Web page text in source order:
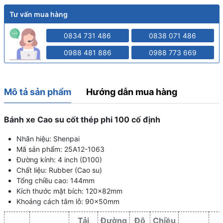
Tư vấn mua hàng
0834 731 486 0838 071 486
0988 481 886 0988 773 669
Mô tả sản phẩm Hướng dẫn mua hàng
Bánh xe Cao su cốt thép phi 100 cố định
Nhãn hiệu: Shenpai
Mã sản phẩm: 25A12-1063
Đường kính: 4 inch (D100)
Chất liệu: Rubber (Cao su)
Tổng chiều cao: 144mm
Kích thước mặt bích: 120x82mm
Khoảng cách tâm lỗ: 90x50mm
Tải
Đường
Độ
Chiều